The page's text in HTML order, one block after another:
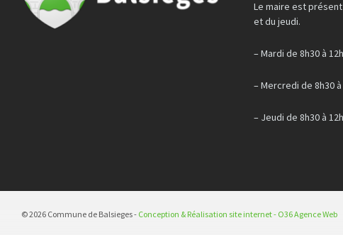
Le maire est
et du jeudi.
– Mardi de 8h30 à
– Mercredi de 8h30
– Jeudi de 8h30 à
© 2026 Commune de Balsieges - Conception & Réalisation site internet - O36 Agence Web